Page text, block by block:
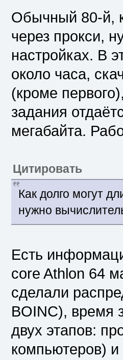
Обычный 80-й,
через прокси,
настройках. В
около часа,
(кроме
задания
мегабайта.
Цитировать
Как долго могут
нужно
Есть
core Athlon 64
сделали
BOINC), время
двух этапов:
компьютеров)